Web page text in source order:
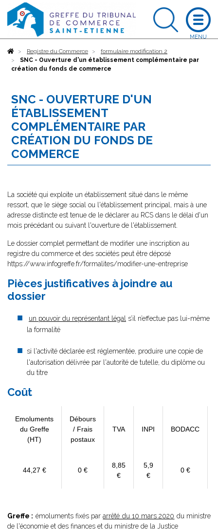
AccueilRegistre du Commerce
formulaire modification 2
SNC - Ouverture d'un établissement complémentaire par
création du fonds de commerce
SNC - OUVERTURE D'UN
ÉTABLISSEMENT
COMPLÉMENTAIRE PAR
CRÉATION DU FONDS DE
COMMERCE
La société qui exploite un établissement situé dans le même
ressort, que le siège social ou l'établissement principal, mais à une
adresse distincte est tenue de le déclarer au RCS dans le délai d'un
mois précédant ou suivant l'ouverture de l'établissement.
Le dossier complet permettant de modifier une inscription au
registre du commerce et des sociétés peut être déposé
https://www.infogreffe.fr/formalites/modifier-une-entreprise
Pièces justificatives à joindre au
dossier
un pouvoir du représentant légal s’il n’effectue pas lui-même
la formalité
si l'activité déclarée est réglementée, produire une copie de
l'autorisation délivrée par l'autorité de tutelle, du diplôme ou
du titre
Coût
Emoluments
du Greffe
(HT)
Débours
/ Frais
postaux
TVA INPI BODACC
44,27 € 0 €
8,85
€
5,9
€
0 €
Greffe : émoluments fixés pararrêté du 10 mars 2020 du ministre
de l'économie et des finances et du ministre de la Justice